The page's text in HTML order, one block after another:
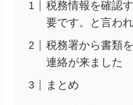
税務情報を確認
要です。と言わ
税務署から書類
連絡が来ました
まとめ